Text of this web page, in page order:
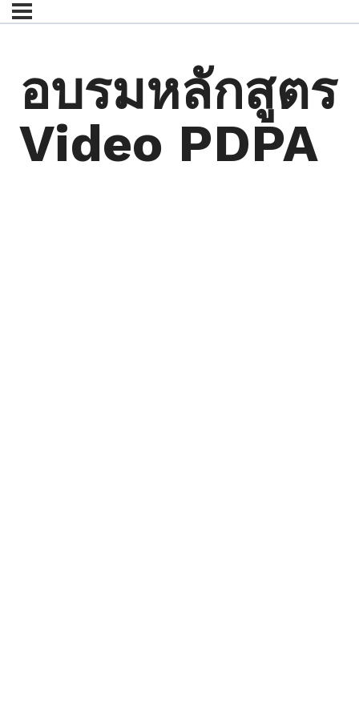
อบรมหลักสูตร
Video PDPA